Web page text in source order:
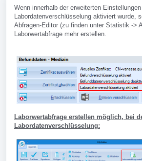
Wenn innerhalb der erweiterten
Labordatenverschlüsselung aktiviert wurde,
Abfragen-Editor (zu finden unter Statistik ->
Laborwertabfrage mehr erstellen.
Laborwertabfrage erstellen möglich, bei
Labordatenverschlüsselung: